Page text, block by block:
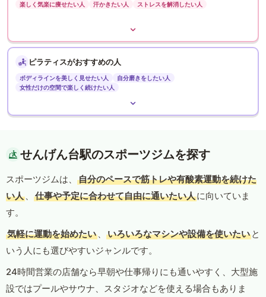
楽しく気楽に痩せたい人 汗かきたい人 ストレスを解消したい人
ピラティスがおすすめの人
ボディラインを美しく見せたい人
自分磨きをしたい人
女性だけの空間で楽しく続けたい人
せんげん台駅のスポーツジムを探す
スポーツジムは、
自分のペースで筋トレや有酸素運動を続けた
い人 、 仕事や予定に合わせて自由に通いたい人に向いていま
す。
気軽に運動を始めたい 、 いろいろなマシンや設備を使いたい と
いう人にも選びやすいジャンルです。
24時間営業の店舗なら早朝や仕事帰りにも通いやすく、大型施
設ではプールやサウナ、スタジオなどを使える場合もありま